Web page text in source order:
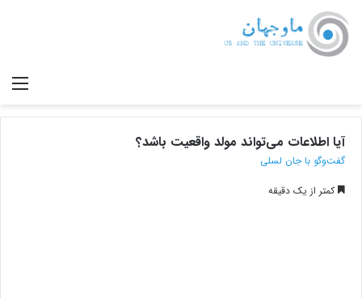
آیا اطلاعات می‌تواند مولد واقعیت باشد؟
گفت‌و‌گو با جان لسلی
کمتر از یک دقیقه